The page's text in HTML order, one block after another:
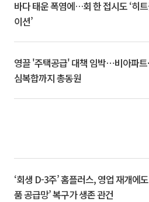
바다 태운 폭염에…회 한 접시도 ‘히
이션’
영끌 '주택공급' 대책 임박⋯비아파트
심복합까지 총동원
‘회생 D-3주’ 홈플러스, 영업 재개에
품 공급망’ 복구가 생존 관건